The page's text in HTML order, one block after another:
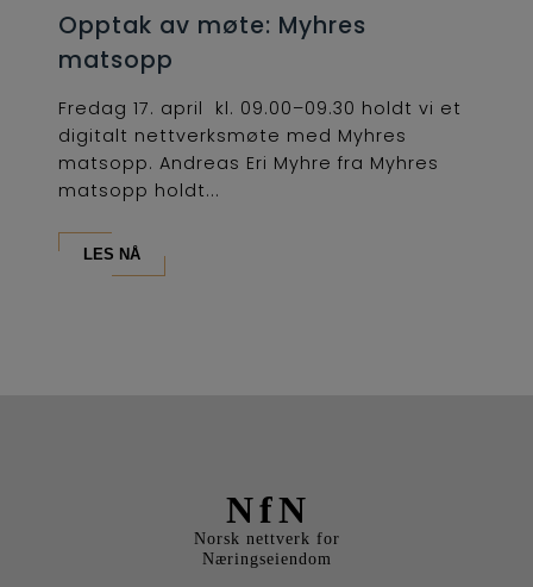
Opptak av møte: Myhres
matsopp
Fredag 17. april kl. 09.00–09.30 holdt vi et
digitalt nettverksmøte med Myhres
matsopp. Andreas Eri Myhre fra Myhres
matsopp holdt...
LES NÅ
NfN
Norsk nettverk for
Næringseiendom